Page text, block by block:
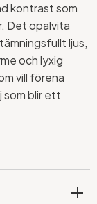
kontrast som
Det opalvita
ljus,
och lyxig
vill förena
som blir ett